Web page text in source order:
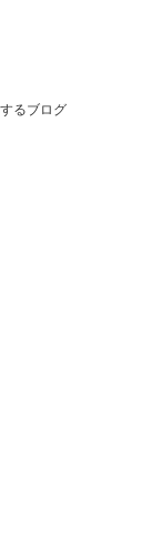
るブログ